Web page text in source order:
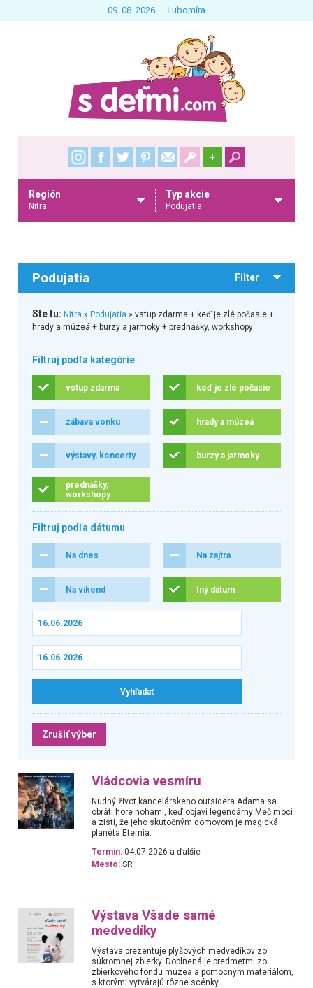
09. 08. 2026 Ľubomíra
+
Región
Nitra
Typ akcie
Podujatia
Podujatia Filter
Ste tu: Nitra » Podujatia » vstup zdarma + keď je zlé počasie +
hrady a múzeá + burzy a jarmoky + prednášky, workshopy
Filtruj podľa kategórie
vstup zdarma keď je zlé počasie
zábava vonku hrady a múzeá
výstavy, koncerty burzy a jarmoky
prednášky,
workshopy
Filtruj podľa dátumu
Na dnes Na zajtra
Na víkend Iný dátum
Zrušiť výber
Vládcovia vesmíru
Nudný život kancelárskeho outsidera Adama sa
obráti hore nohami, keď objaví legendárny Meč moci
a zistí, že jeho skutočným domovom je magická
planéta Eternia.
Termín: 04.07.2026 a ďalšie
Mesto: SR
Výstava Všade samé
medvedíky
Výstava prezentuje plyšových medvedíkov zo
súkromnej zbierky. Doplnená je predmetmi zo
zbierkového fondu múzea a pomocným materiálom,
s ktorými vytvárajú rôzne scénky.